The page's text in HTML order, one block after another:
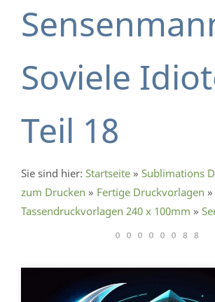
Soviele
Teil 18
Sie sind hier: Startseite » Sublimations
zum Drucken » Fertige Druckvorlagen »
Tassendruckvorlagen 240 x 100mm »